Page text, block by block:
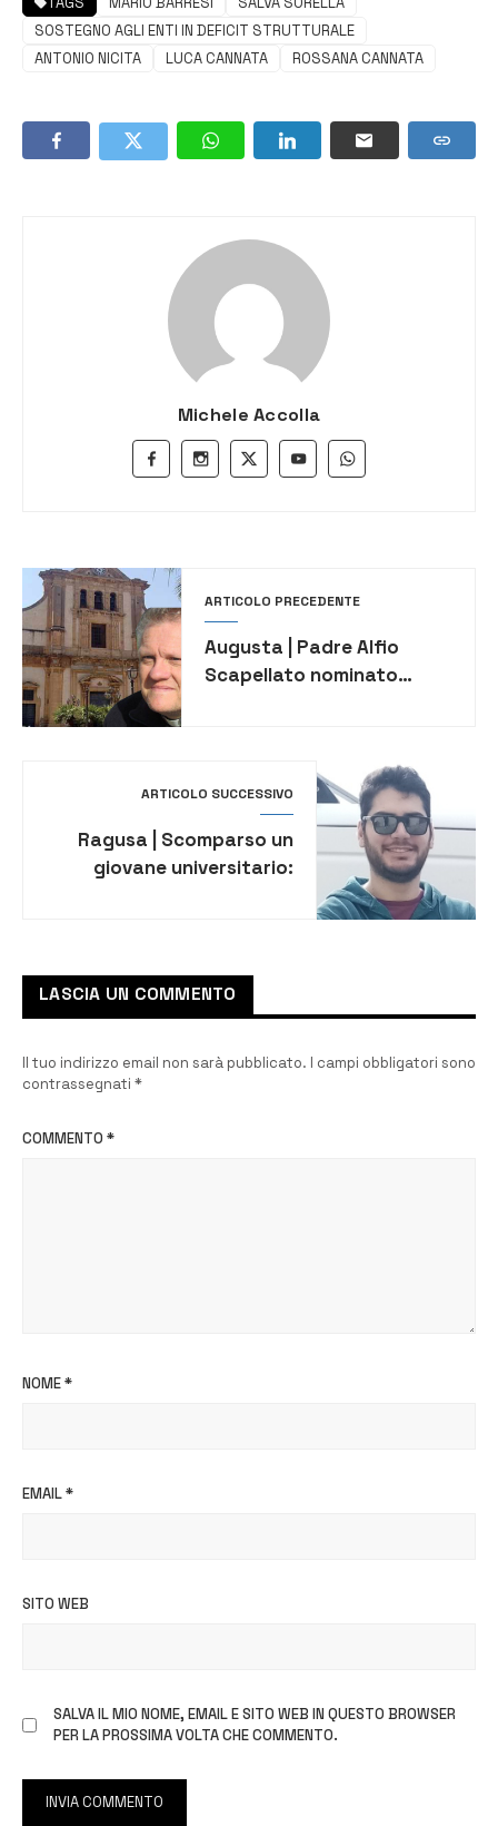
SOSTEGNO AGLI ENTI IN DEFICIT STRUTTURALE
ANTONIO NICITA
LUCA CANNATA ROSSANA CANNATA
Michele Accolla
ARTICOLO PRECEDENTE
Augusta | Padre Alfio
Scapellato nominato
ARTICOLO SUCCESSIVO
Ragusa | Scomparso un
giovane universitario:
LASCIA UN COMMENTO
Il tuo indirizzo email non sarà pubblicato. I campi obbligatori sono
contrassegnati *
COMMENTO *
NOME*
EMAIL*
SITO WEB
SALVA IL MIO NOME, EMAIL E SITO WEB IN QUESTO BROWSER
PER LA PROSSIMA VOLTA CHE COMMENTO.